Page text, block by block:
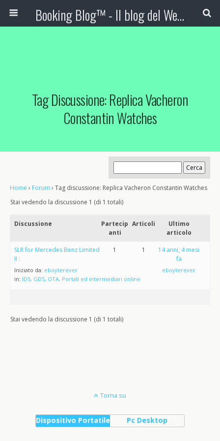
Booking Blog™ - Il blog del Web Marketing Turistico
Tag Discussione: Replica Vacheron
Constantin Watches
Home › Forum › Tag discussione: Replica Vacheron Constantin Watches
Stai vedendo la discussione 1 (di 1 totali)
Discussione
Partecip
anti
Articoli
Ultimo
articolo
SLR for Mercedes Benz Limited
II :
Iniziato da: eboyterever
in: IDS, GDS, OTA, Portali ed intermediari online
1 1
14 anni, 4 mesi
fa
eboyterever
Stai vedendo la discussione 1 (di 1 totali)
Torna su
Dispositivo Portatile Pc Desktop